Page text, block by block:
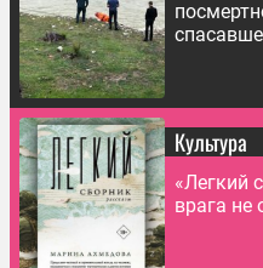
Культура
«Легкий
врага не